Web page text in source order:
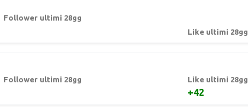
Follower ultimi 28gg
Like ultimi 28gg
Follower ultimi 28gg Like ultimi 28gg
+42